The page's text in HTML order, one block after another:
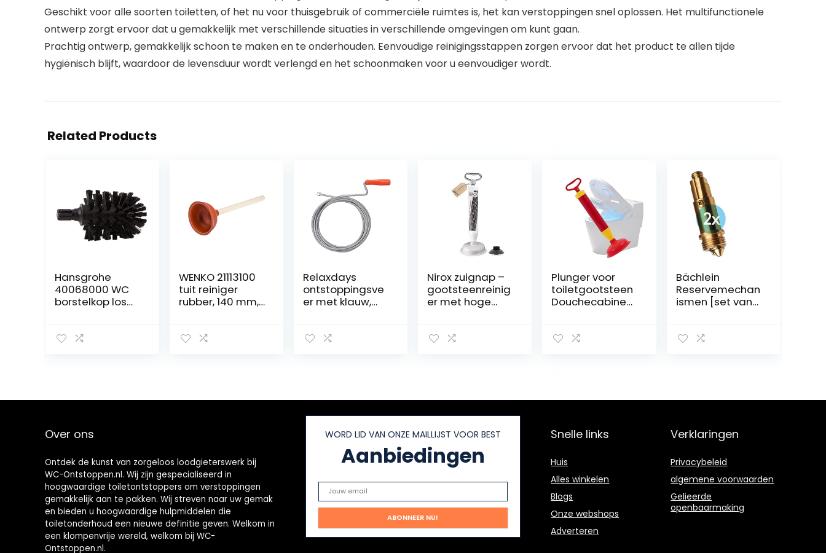
Geschikt voor alle soorten toiletten, of het nu voor thuisgebruik of commerciële ruimtes is, het kan verstoppingen snel oplossen. Het multifunctionele
ontwerp zorgt ervoor dat u gemakkelijk met verschillende situaties in verschillende omgevingen om kunt gaan.
Prachtig ontwerp, gemakkelijk schoon te maken en te onderhouden. Eenvoudige reinigingsstappen zorgen ervoor dat het product te allen tijde
hygiënisch blijft, waardoor de levensduur wordt verlengd en het schoonmaken voor u eenvoudiger wordt.
Related Products
Hansgrohe
40068000 WC
borstelkop los
WENKO 21113100
tuit reiniger
rubber, 140 mm,
Relaxdays
ontstoppingsve
er met klauw,
douche,
Nirox zuignap –
gootsteenreinig
er met hoge
opper met sterk
met krachtige
perslucht
Plunger voor
toiletgootsteen
Douchecabines
douchegootste
Hogedruktoiletz
Badkamer
(Red 1)
Bächlein
Reservemechan
ismen [set van
afvoergarnituur
80.000 cycli
Over ons
Ontdek de kunst van zorgeloos loodgieterswerk bij
WC-Ontstoppen.nl. Wij zijn gespecialiseerd in
hoogwaardige toiletontstoppers om verstoppingen
gemakkelijk aan te pakken. Wij streven naar uw gemak
en bieden u hoogwaardige hulpmiddelen die
toiletonderhoud een nieuwe definitie geven. Welkom in
een klompenvrije wereld, welkom bij WC-
Ontstoppen.nl.
WORD LID VAN ONZE MAILLIJST VOOR BEST
Aanbiedingen
Snelle links
Huis
Alles winkelen
Blogs
Onze webshops
Adverteren
Verklaringen
Privacybeleid
algemene voorwaarden
Gelieerde
openbaarmaking